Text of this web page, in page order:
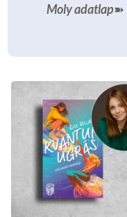
Moly adatlap➽